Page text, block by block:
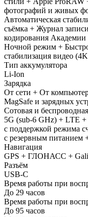
фотографий и живых
Автоматическая
съёмка + Журнал
кодирования Академии
Ночной режим +
стабилизация видео
Тип аккумулятора
Li-Ion
Зарядка
От сети + От
MagSafe и зарядных
Сотовая и
5G (sub‑6 GHz) + LTE
с поддержкой режима
с резервным питанием
Навигация
GPS + ГЛОНАСС +
Разъём
USB-C
Время работы при
До 29 часов
Время работы при
До 95 часов